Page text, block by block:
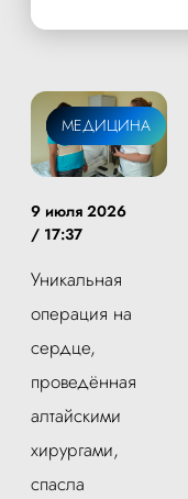
ОБЩЕСТВО
МЕДИЦИНА
9 июля 2026
/ 17:37
Уникальная
операция на
сердце,
проведённая
алтайскими
хирургами,
спасла